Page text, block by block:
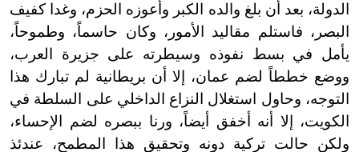
الدولة، بعد أن بلغ والده الكبر وأعوزه
لحزم، وغدا كفيف
البصر، فاستلم مقاليد الأمور، وكان حاسماً، وطموحاً،
يأمل في بسط نفوذه وسيطرته على جزيرة العرب،
ووضع خططاً لضم عمان، إلا أن بريطانية لم تبارك هذا
التوجه، وحاول استغلال النزاع الداخلي على السلطة في
الكويت، إلا أنه أخفق أيضاً، ورنا ببصره لضم الإحساء،
ولكن حالت تركية دونه وتحقيق هذا المطمح، عندئذ